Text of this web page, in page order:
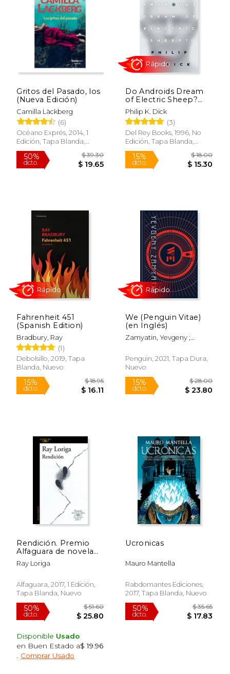
40%
dcto. $ 23.44
15%
dcto.
dcto.
Rápido
15%
dcto.
Gritos del Pasado, los
(Nueva Edición)
Camilla Läckberg
(6)
Océano Exprés, 2014, 1
Edición, Tapa Blanda,
Nuevo
50%
dcto. $ 19.65
Do Androids Dream
of Electric Sheep?
(en Inglés)
Philip K. Dick
(3)
Del Rey Books, 1996, No
Edición, Tapa Blanda,
Nuevo
15%
dcto.
Rápido
Fahrenheit 451
(Spanish Edition)
Bradbury, Ray
(1)
Debolsillo, 2019, Tapa
Blanda, Nuevo
We (Penguin Vitae)
(en Inglés)
Zamyatin, Yevgeny ;
Clarence
Penguin, 2021, Tapa Dura,
Nuevo
Rendición. Premio
Alfaguara de novela
2017 (HISPANICA)
Ray Loriga
Alfaguara, 2017, 1 Edición,
Tapa Blanda, Nuevo
Disponible Usado
en Buen Estado a$ 19.96
Comprar Usado
Ucronicas
Mauro Mantella
Rabdomantes Ediciones,
2017, Tapa Blanda, Nuevo